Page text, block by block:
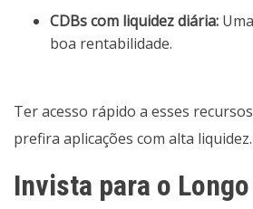
CDBs com liquidez diária:
boa rentabilidade.
Ter acesso rápido a esses
prefira aplicações com alta liquidez.
Invista para o